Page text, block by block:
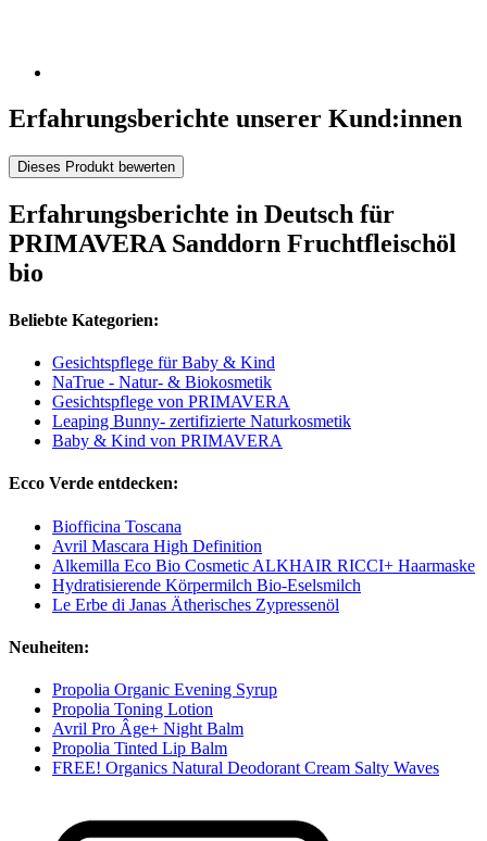
Erfahrungsberichte unserer Kund:innen
Dieses Produkt bewerten
Erfahrungsberichte in Deutsch für
PRIMAVERA Sanddorn Fruchtfleischöl
bio
Beliebte Kategorien:
Gesichtspflege für Baby & Kind
NaTrue - Natur- & Biokosmetik
Gesichtspflege von PRIMAVERA
Leaping Bunny- zertifizierte Naturkosmetik
Baby & Kind von PRIMAVERA
Ecco Verde entdecken:
Biofficina Toscana
Avril Mascara High Definition
Alkemilla Eco Bio Cosmetic ALKHAIR RICCI+ Haarmaske
Hydratisierende Körpermilch Bio-Eselsmilch
Le Erbe di Janas Ätherisches Zypressenöl
Neuheiten:
Propolia Organic Evening Syrup
Propolia Toning Lotion
Avril Pro Âge+ Night Balm
Propolia Tinted Lip Balm
FREE! Organics Natural Deodorant Cream Salty Waves